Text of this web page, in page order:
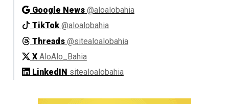
Google News @aloalobahia
TikTok @aloalobahia
Threads @sitealoalobahia
X AloAlo_Bahia
LinkedIN sitealoalobahia